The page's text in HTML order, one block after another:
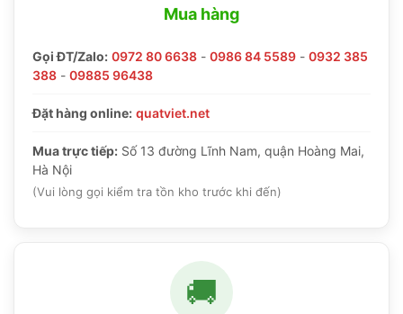
Mua hàng
Gọi ĐT/Zalo: 0972 80 6638 - 0986 84 5589 - 0932 385
388 - 09885 96438
Đặt hàng online: quatviet.net
Mua trực tiếp: Số 13 đường Lĩnh Nam, quận Hoàng Mai,
Hà Nội
(Vui lòng gọi kiểm tra tồn kho trước khi đến)
🚚